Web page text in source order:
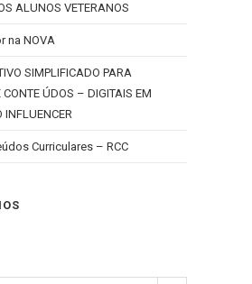
ALUNOS VETERANOS
na NOVA
SIMPLIFICADO PARA
CONTE ÚDOS – DIGITAIS EM
Curriculares – RCC